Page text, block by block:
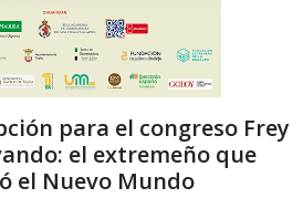
para el congreso Frey
el extremeño que
el Nuevo Mundo